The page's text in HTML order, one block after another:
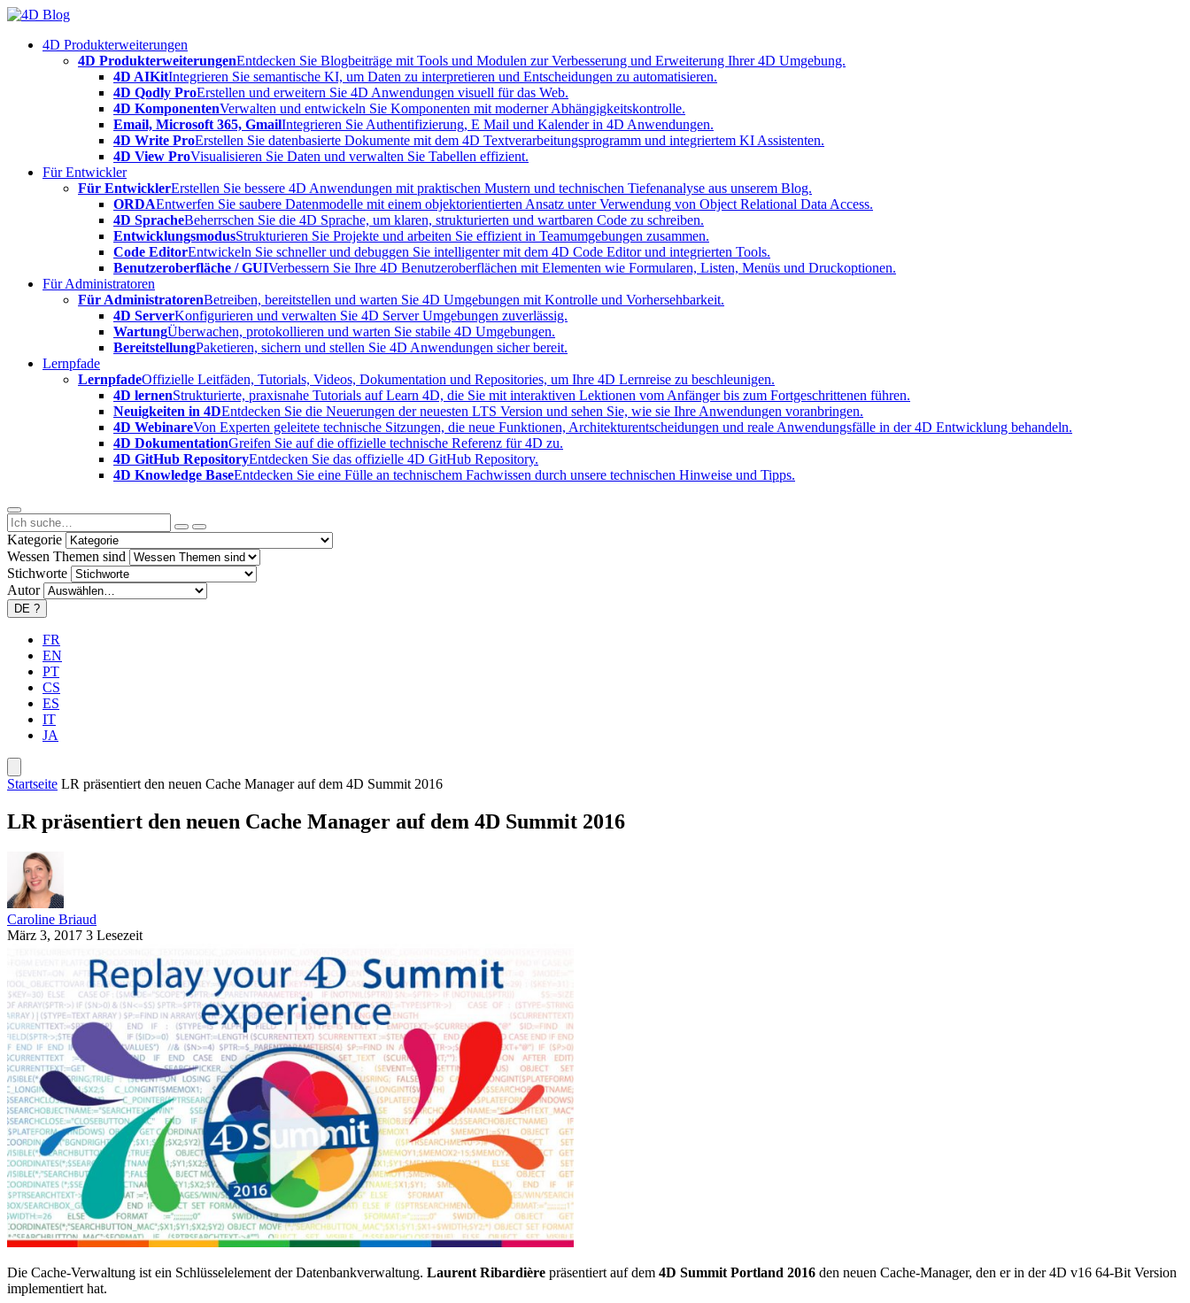
Skip
content4D Produkterweiterungen
4D ProdukterweiterungenEntdecken Sie Blogbeiträge mit Tools und Modulen zur Verbesserung und Erweiterung Ihrer 4D Umgebung.
4D AIKitIntegrieren Sie semantische KI, um Daten zu interpretieren und Entscheidungen zu automatisieren.
4D Qodly ProErstellen und erweitern Sie 4D Anwendungen visuell für das Web.
4D KomponentenVerwalten und entwickeln Sie Komponenten mit moderner Abhängigkeitskontrolle.
Email, Microsoft 365, GmailIntegrieren Sie Authentifizierung, E Mail und Kalender in 4D Anwendungen.
4D Write ProErstellen Sie datenbasierte Dokumente mit dem 4D Textverarbeitungsprogramm und integriertem KI Assistenten.
4D View ProVisualisieren Sie Daten und verwalten Sie Tabellen effizient.
Für Entwickler
Für EntwicklerErstellen Sie bessere 4D Anwendungen mit praktischen Mustern und technischen Tiefenanalyse aus unserem Blog.
ORDAEntwerfen Sie saubere Datenmodelle mit einem objektorientierten Ansatz unter Verwendung von Object Relational Data Access.
4D SpracheBeherrschen Sie die 4D Sprache, um klaren, strukturierten und wartbaren Code zu schreiben.
EntwicklungsmodusStrukturieren Sie Projekte und arbeiten Sie effizient in Teamumgebungen zusammen.
Code EditorEntwickeln Sie schneller und debuggen Sie intelligenter mit dem 4D Code Editor und integrierten Tools.
Benutzeroberfläche / GUIVerbessern Sie Ihre 4D Benutzeroberflächen mit Elementen wie Formularen, Listen, Menüs und Druckoptionen.
Für Administratoren
Für AdministratorenBetreiben, bereitstellen und warten Sie 4D Umgebungen mit Kontrolle und Vorhersehbarkeit.
4D ServerKonfigurieren und verwalten Sie 4D Server Umgebungen zuverlässig.
WartungÜberwachen, protokollieren und warten Sie stabile 4D Umgebungen.
BereitstellungPaketieren, sichern und stellen Sie 4D Anwendungen sicher bereit.
Lernpfade
LernpfadeOffizielle Leitfäden, Tutorials, Videos, Dokumentation und Repositories, um Ihre 4D Lernreise zu beschleunigen.
4D lernenStrukturierte, praxisnahe Tutorials auf Learn 4D, die Sie mit interaktiven Lektionen vom Anfänger bis zum Fortgeschrittenen führen.
Neuigkeiten in 4DEntdecken Sie die Neuerungen der neuesten LTS Version und sehen Sie, wie sie Ihre Anwendungen voranbringen.
4D WebinareVon Experten geleitete technische Sitzungen, die neue Funktionen, Architekturentscheidungen und reale Anwendungsfälle in der 4D Entwicklung behandeln.
4D DokumentationGreifen Sie auf die offizielle technische Referenz für 4D zu.
4D GitHub RepositoryEntdecken Sie das offizielle 4D GitHub Repository.
4D Knowledge BaseEntdecken Sie eine Fülle an technischem Fachwissen durch unsere technischen Hinweise und Tipps.
Kategorie
Wessen Themen sind
Stichworte
Autor
DE ?
FR
EN
PT
CS
ES
IT
JA
Startseite LR präsentiert den neuen Cache Manager auf dem 4D Summit 2016
LR präsentiert den neuen Cache Manager auf dem 4D Summit 2016
Caroline Briaud
März 3, 2017 3 Lesezeit
Die Cache-Verwaltung ist ein Schlüsselelement der Datenbankverwaltung. Laurent Ribardière präsentiert auf dem 4D Summit Portland 2016 den neuen Cache-Manager, den er in der 4D v16 64-Bit Version
implementiert hat.